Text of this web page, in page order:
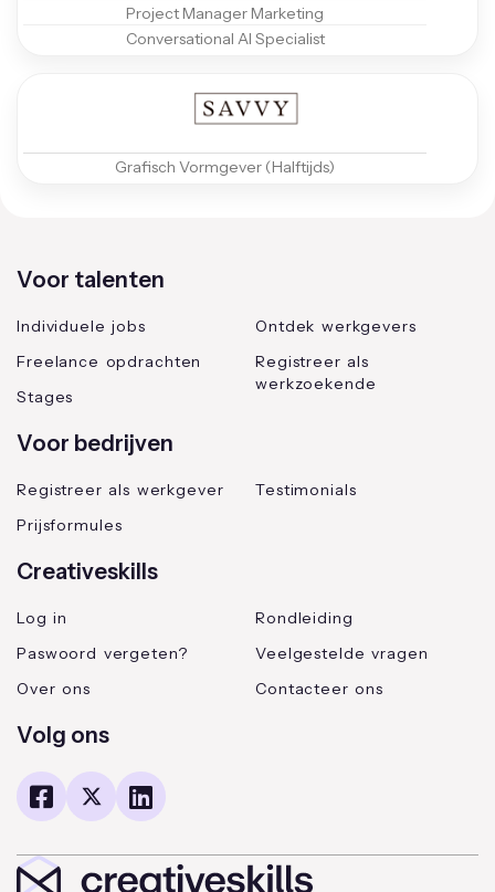
Project Manager Marketing
Conversational AI Specialist
Grafisch Vormgever (Halftijds)
Voor talenten
Individuele jobs
Freelance opdrachten
Stages
Ontdek werkgevers
Registreer als
werkzoekende
Voor bedrijven
Registreer als werkgever
Prijsformules
Testimonials
Creativeskills
Log in
Paswoord vergeten?
Over ons
Rondleiding
Veelgestelde vragen
Contacteer ons
Volg ons